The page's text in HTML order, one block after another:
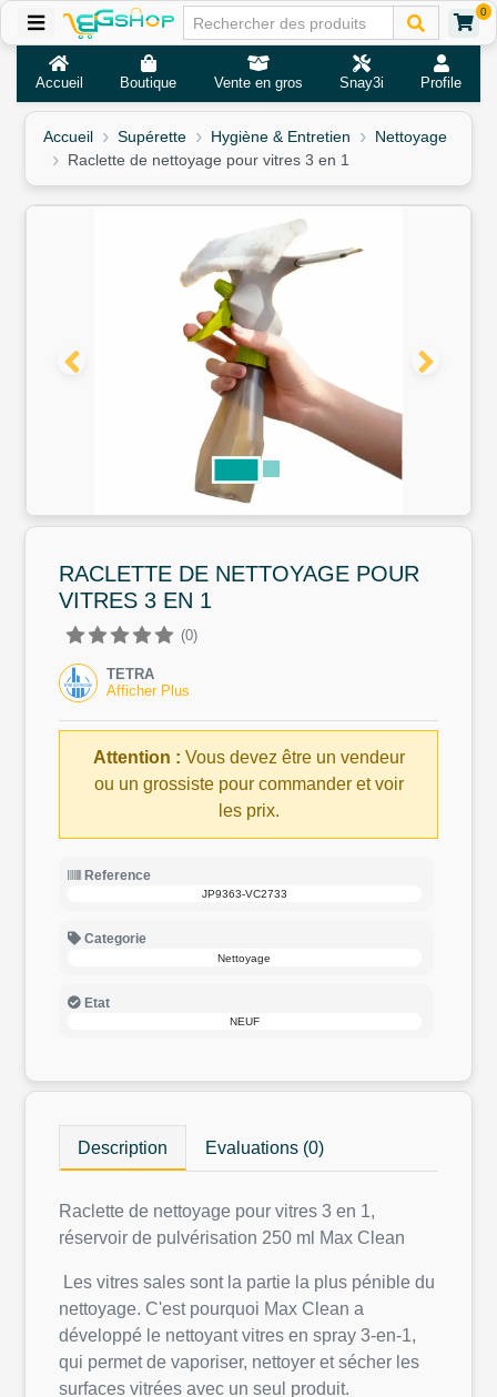
0
Accueil Boutique Vente en gros Snay3i Profile
Accueil Supérette Hygiène & Entretien
Nettoyage
Raclette de nettoyage pour vitres 3 en 1
RACLETTE DE NETTOYAGE POUR
VITRES 3 EN 1
(0)
TETRA
Afficher Plus
Attention : Vous devez être un vendeur
ou un grossiste pour commander et voir
les prix.
Reference
JP9363-VC2733
Categorie
Nettoyage
Etat
NEUF
Description Evaluations (0)
Raclette de nettoyage pour vitres 3 en 1,
réservoir de pulvérisation 250 ml Max Clean
Les vitres sales sont la partie la plus pénible du
nettoyage. C'est pourquoi Max Clean a
développé le nettoyant vitres en spray 3-en-1,
qui permet de vaporiser, nettoyer et sécher les
surfaces vitrées avec un seul produit.